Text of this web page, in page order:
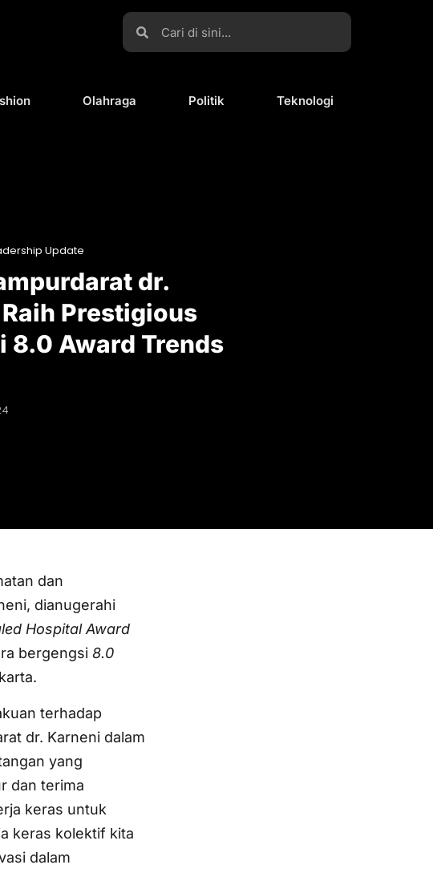
Olahraga Politik Teknologi
Update
dr.
Prestigious
8.0 Award Trends
dan
dianugerahi
Hospital Award
bergengsi 8.0
terhadap
dr. Karneni dalam
yang
dan terima
keras untuk
keras kolektif kita
dalam